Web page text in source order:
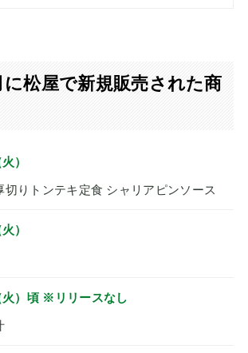
に松屋で新規販売された商
）
切りトンテキ定食 シャリアピンソース
）
火）頃 ※リリースなし